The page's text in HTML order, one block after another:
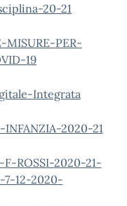
20-21
MISURE-PER-
19
Integrata
INFANZIA-2020-21
ROSSI-2020-21-
12-2020-